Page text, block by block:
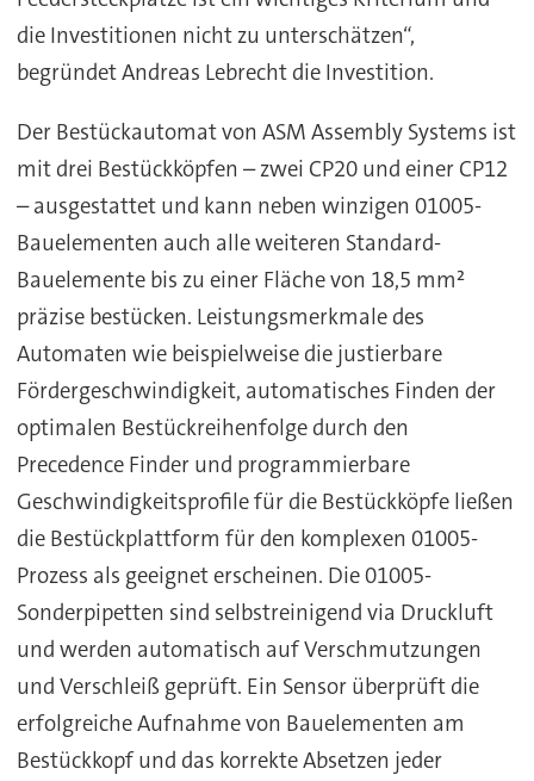
die Investitionen nicht zu unterschätzen“,
begründet Andreas Lebrecht die Investition.
Der Bestückautomat von ASM Assembly Systems ist
mit drei Bestückköpfen – zwei CP20 und einer CP12
– ausgestattet und kann neben winzigen 01005-
Bauelementen auch alle weiteren Standard-
Bauelemente bis zu einer Fläche von 18,5 mm²
präzise bestücken. Leistungsmerkmale des
Automaten wie beispielweise die justierbare
Fördergeschwindigkeit, automatisches Finden der
optimalen Bestückreihenfolge durch den
Precedence Finder und programmierbare
Geschwindigkeitsprofile für die Bestückköpfe ließen
die Bestückplattform für den komplexen 01005-
Prozess als geeignet erscheinen. Die 01005-
Sonderpipetten sind selbstreinigend via Druckluft
und werden automatisch auf Verschmutzungen
und Verschleiß geprüft. Ein Sensor überprüft die
erfolgreiche Aufnahme von Bauelementen am
Bestückkopf und das korrekte Absetzen jeder